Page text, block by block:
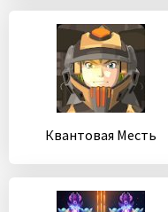
Квантовая Месть